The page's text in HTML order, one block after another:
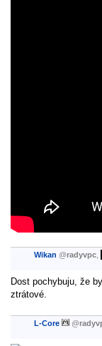
Wikan @radyvpc
Dost pochybuju, že
ztrátové.
L-Core @